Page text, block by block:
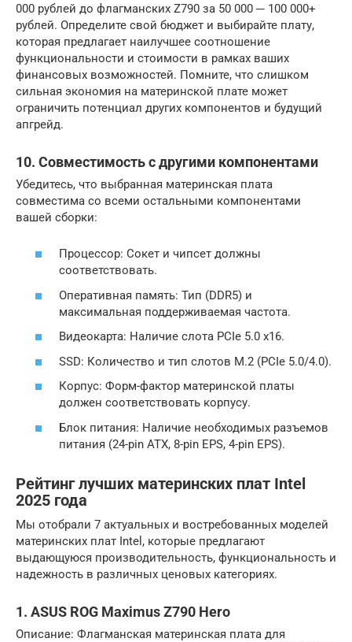
000 рублей до флагманских Z790 за 50 000 ─ 100 000+
рублей. Определите свой бюджет и выбирайте плату,
которая предлагает наилучшее соотношение
функциональности и стоимости в рамках ваших
финансовых возможностей. Помните, что слишком
сильная экономия на материнской плате может
ограничить потенциал других компонентов и будущий
апгрейд.
10. Совместимость с другими компонентами
Убедитесь, что выбранная материнская плата
совместима со всеми остальными компонентами
вашей сборки:
Процессор: Сокет и чипсет должны
соответствовать.
Оперативная память: Тип (DDR5) и
максимальная поддерживаемая частота.
Видеокарта: Наличие слота PCIe 5.0 x16.
SSD: Количество и тип слотов M.2 (PCIe 5.0/4.0).
Корпус: Форм-фактор материнской платы
должен соответствовать корпусу.
Блок питания: Наличие необходимых разъемов
питания (24-pin ATX, 8-pin EPS, 4-pin EPS).
Рейтинг лучших материнских плат Intel
2025 года
Мы отобрали 7 актуальных и востребованных моделей
материнских плат Intel, которые предлагают
выдающуюся производительность, функциональность и
надежность в различных ценовых категориях.
1. ASUS ROG Maximus Z790 Hero
Описание: Флагманская материнская плата для